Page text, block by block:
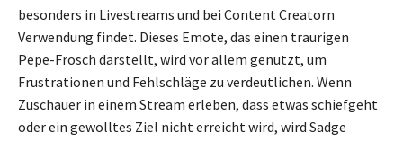
besonders in Livestreams und bei Content Creatorn
Verwendung findet. Dieses Emote, das einen traurigen
Pepe-Frosch darstellt, wird vor allem genutzt, um
Frustrationen und Fehlschläge zu verdeutlichen. Wenn
Zuschauer in einem Stream erleben, dass etwas schiefgeht
oder ein gewolltes Ziel nicht erreicht wird, wird Sadge